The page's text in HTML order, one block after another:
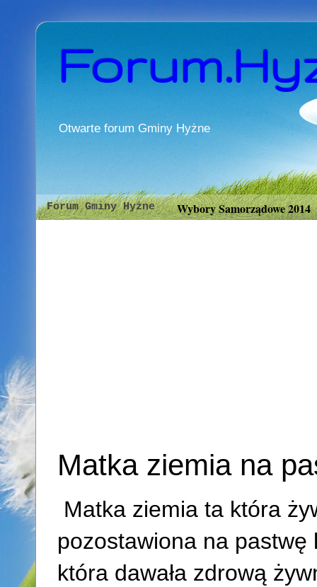
Otwarte forum Gminy Hyżne
Forum Gminy Hyżne Wybory Samorządowe 2014
Matka ziemia na
Matka ziemia ta która
pozostawiona na
która dawała zdrową